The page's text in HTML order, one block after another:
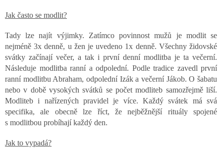
Jak často se modlit?
Tady lze najít výjimky. Zatímco povinnost mužů je modlit se
nejméně 3x denně, u žen je uvedeno 1x denně. Všechny židovské
svátky začínají večer, a tak i první denní modlitba je ta večerní.
Následuje modlitba ranní a odpolední. Podle tradice zavedl první
ranní modlitbu Abraham, odpolední Izák a večerní Jákob. O šabatu
nebo v době vysokých svátků se počet modliteb samozřejmě liší.
Modliteb i nařízených pravidel je více. Každý svátek má svá
specifika, ale obecně lze říct, že nejběžnější rituály spojené
s modlitbou probíhají každý den.
Jak to vypadá?